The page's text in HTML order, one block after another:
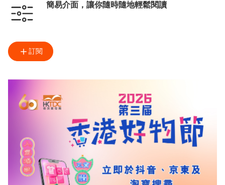
簡易介面，讓你隨時隨地輕鬆閱讀
訂閱